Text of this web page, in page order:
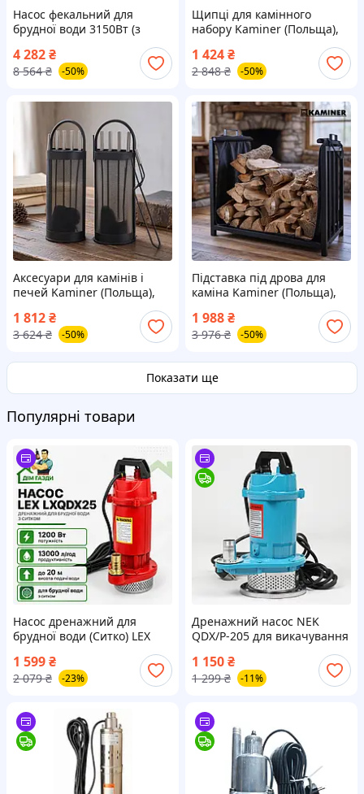
Насос фекальний для
брудної води 3150Вт (з
Фекальний насос з
механізмом подрібнення
4 282₴
8 564 ₴ -50%
Щипці для камінного
набору Kaminer (Польща),
Камінні аксесуари, Набори
для каміна, Кочерга для
каміна набір, Набір камін,
1 424₴
2 848 ₴ -50%
Аксесуари для камінів і
печей Kaminer (Польща),
Аксесуари для печей і
камінів, TFF
1 812₴
3 624 ₴ -50%
Підставка під дрова для
каміна Kaminer (Польща),
1 988₴
3 976 ₴ -50%
Показати ще
Популярні товари
Насос дренажний для
брудної води (Ситко) LEX
1 599₴
2 079 ₴ -23%
Дренажний насос NEK
QDX/P-205 для викачування
1 150₴
1 299 ₴ -11%